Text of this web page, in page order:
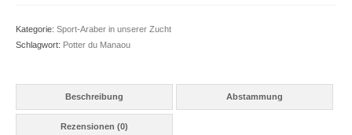
Red up Chiqui Z – Rohan – Up Chiqui – Ohio
Bajar Sha – Suakim Sha – Sultan Sha –
Landknecht Ar
Kategorie: Sport-Araber in unserer Zucht
Schlagwort: Potter du Manaou
Beschreibung Abstammung
Rezensionen (0)